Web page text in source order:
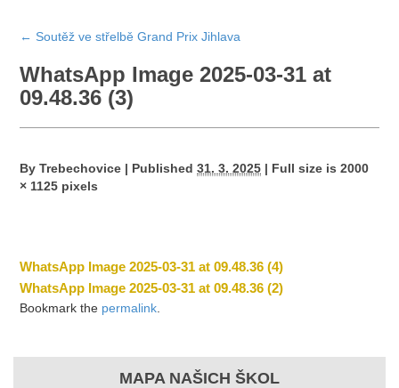
← Soutěž ve střelbě Grand Prix Jihlava
WhatsApp Image 2025-03-31 at
09.48.36 (3)
By Trebechovice | Published 31. 3. 2025 | Full size is2000
× 1125 pixels
WhatsApp Image 2025-03-31 at 09.48.36 (4)
WhatsApp Image 2025-03-31 at 09.48.36 (2)
Bookmark the permalink
MAPA NAŠICH ŠKOL